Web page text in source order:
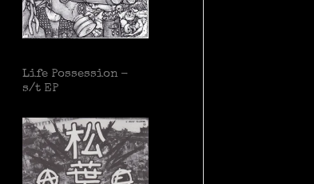
Life Possession -
s/t EP